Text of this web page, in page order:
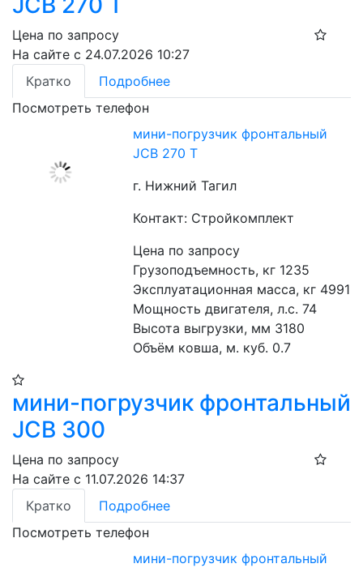
Цена по запросу
На сайте с 24.07.2026 10:27
Кратко
Подробнее
Посмотреть телефон
мини-погрузчик фронтальный
JCB 270 T
г. Нижний Тагил
Контакт: Стройкомплект
Цена по запросу
Грузоподъемность, кг 1235
Эксплуатационная масса, кг 4991
Мощность двигателя, л.с. 74
Высота выгрузки, мм 3180
Объём ковша, м. куб. 0.7
мини-погрузчик фронтальный
JCB 300
Цена по запросу
На сайте с 11.07.2026 14:37
Кратко
Подробнее
Посмотреть телефон
мини-погрузчик фронтальный